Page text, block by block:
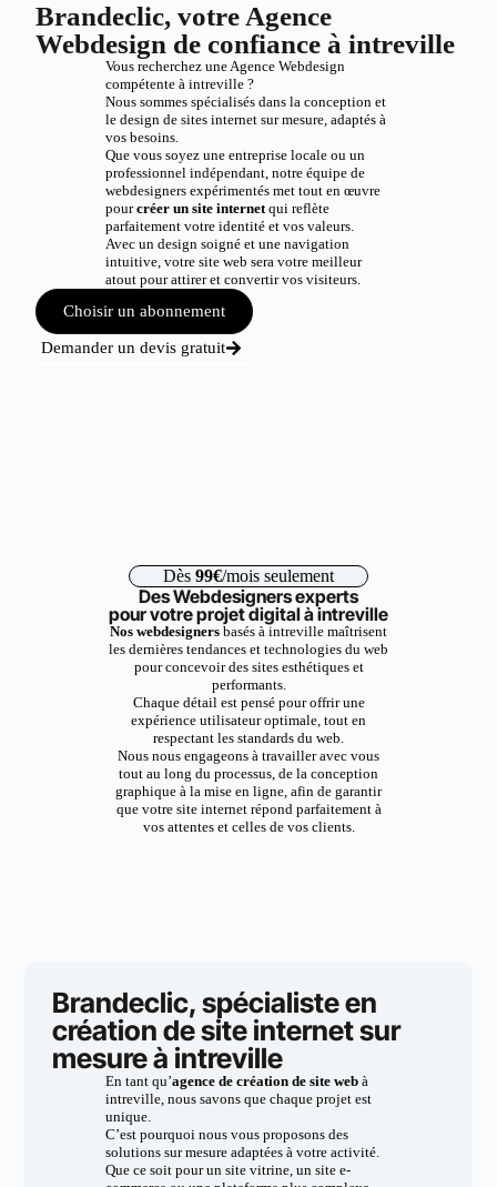
Brandeclic, votre Agence
Webdesign de confiance à intreville
Vous recherchez une Agence Webdesign
compétente à intreville ?
Nous sommes spécialisés dans la conception et
le design de sites internet sur mesure, adaptés à
vos besoins.
Que vous soyez une entreprise locale ou un
professionnel indépendant, notre équipe de
webdesigners expérimentés met tout en œuvre
pourcréer un site internetqui reflète
parfaitement votre identité et vos valeurs.
Avec un design soigné et une navigation
intuitive, votre site web sera votre meilleur
atout pour attirer et convertir vos visiteurs.
Choisir un abonnement
Demander un devis gratuit
Dès 99€/mois seulement
Des Webdesigners experts
pour votre projet digital à intreville
Nos webdesigners basés à intreville maîtrisent
les dernières tendances et technologies du web
pour concevoir des sites esthétiques et
performants.
Chaque détail est pensé pour offrir une
expérience utilisateur optimale, tout en
respectant les standards du web.
Nous nous engageons à travailler avec vous
tout au long du processus, de la conception
graphique à la mise en ligne, afin de garantir
que votre site internet répond parfaitement à
vos attentes et celles de vos clients.
Brandeclic, spécialiste en
création de site internet sur
mesure à intreville
En tant qu’agence de création de site webà
intreville, nous savons que chaque projet est
unique.
C’est pourquoi nous vous proposons des
solutions sur mesure adaptées à votre activité.
Que ce soit pour un site vitrine, un site e-